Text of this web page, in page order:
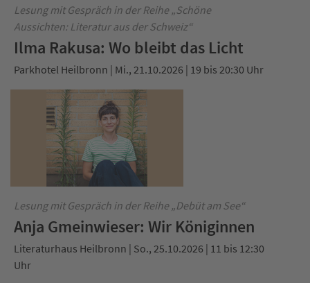
Lesung mit Gespräch in der Reihe „Schöne
Aussichten: Literatur aus der Schweiz“
Ilma Rakusa: Wo bleibt das Licht
Parkhotel Heilbronn | Mi., 21.10.2026 | 19 bis 20:30 Uhr
Lesung mit Gespräch in der Reihe „Debüt am See“
Anja Gmeinwieser: Wir Königinnen
Literaturhaus Heilbronn | So., 25.10.2026 | 11 bis 12:30
Uhr